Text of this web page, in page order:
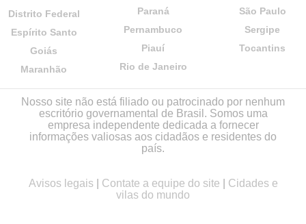
Distrito Federal
Espírito Santo
Goiás
Maranhão
Paraná
Pernambuco
Piauí
Rio de Janeiro
São Paulo
Sergipe
Tocantins
Nosso site não está filiado ou patrocinado por nenhum
escritório governamental de Brasil. Somos uma
empresa independente dedicada a fornecer
informações valiosas aos cidadãos e residentes do
país.
Avisos legais Contate a equipe do site
Cidades e
vilas do mundo